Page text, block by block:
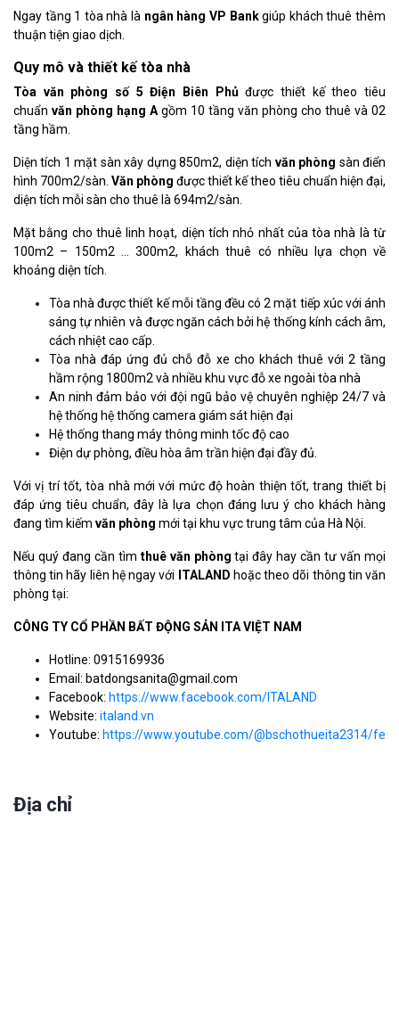
Ngay tầng 1 tòa nhà là ngân hàng VP Bankgiúp khách thuê thêm
thuận tiện giao dịch.
Quy mô và thiết kế tòa nhà
Tòa văn phòng số 5 Điện Biên Phủđược thiết kế theo tiêu
chuẩn văn phòng hạng A gồm 10 tầng văn phòng cho thuê và 02
tầng hầm.
Diện tích 1 mặt sàn xây dựng 850m2, diện tích văn phòng sàn điển
hình 700m2/sàn. Văn phòng được thiết kế theo tiêu chuẩn hiện đại,
diện tích mỗi sàn cho thuê là 694m2/sàn.
Mặt bằng cho thuê linh hoạt, diện tích nhỏ nhất của tòa nhà là từ
100m2 – 150m2 … 300m2, khách thuê có nhiều lựa chọn về
khoảng diện tích.
Tòa nhà được thiết kế mỗi tầng đều có 2 mặt tiếp xúc với ánh
sáng tự nhiên và được ngăn cách bởi hệ thống kính cách âm,
cách nhiệt cao cấp.
Tòa nhà đáp ứng đủ chỗ đỗ xe cho khách thuê với 2 tầng
hầm rộng 1800m2 và nhiều khu vực đỗ xe ngoài tòa nhà
An ninh đảm bảo với đội ngũ bảo vệ chuyên nghiệp 24/7 và
hệ thống hệ thống camera giám sát hiện đại
Hệ thống thang máy thông minh tốc độ cao
Điện dự phòng, điều hòa âm trần hiện đại đầy đủ.
Với vị trí tốt, tòa nhà mới với mức độ hoàn thiện tốt, trang thiết bị
đáp ứng tiêu chuẩn, đây là lựa chọn đáng lưu ý cho khách hàng
đang tìm kiếm văn phòng mới tại khu vực trung tâm của Hà Nội.
Nếu quý đang cần tìm thuê văn phòngtại đây hay cần tư vấn mọi
thông tin hãy liên hệ ngay với
ITALAND hoặc theo dõi thông tin văn
phòng tại:
CÔNG TY CỔ PHẦN BẤT ĐỘNG SẢN ITA VIỆT NAM
Hotline: 0915169936
Email: batdongsanita@gmail.com
Facebook: https://www.facebook.com/ITALAND
Website: italand.vn
Youtube: https://www.youtube.com/@bschothueita2314/
Địa chỉ